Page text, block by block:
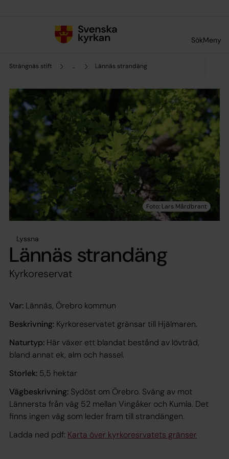
SökMeny
Strängnäs stift ... Lännäs strandäng
Lyssna
Lännäs strandäng
Kyrkoreservat
Var: Lännäs, Örebro kommun
Beskrivning: Kyrkoreservatet gränsar till Hjälmaren.
Naturtyp: Här växer ett blandat bestånd av lövträd,
bland annat ek, alm och hassel.
Storlek: 5,5 hektar
Vägbeskrivning: Sydöst om Örebro. Sväng av mot
Lännersta från väg 52 mellan Vingåker och Kumla. Det
finns ingen väg som leder fram till strandängen.
Ladda ned pdf: Karta över kyrkoresrvatets gränser